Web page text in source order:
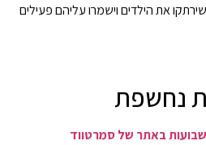
שירתקו את הילדים וישמרו עליהם פעילים
נחשפת
באתר של סמרטווד